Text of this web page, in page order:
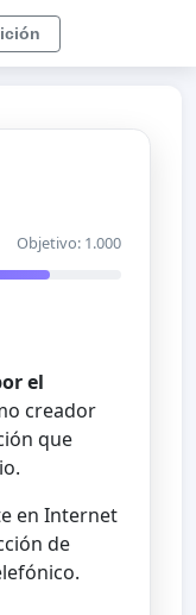
Objetivo: 1.000
el
creador
que
en Internet
de